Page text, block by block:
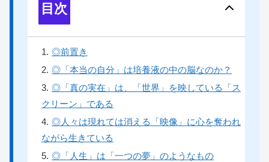
目次
1. ◎前置き
2. ◎「本当の自分」は培養液の中の脳なのか？
3. ◎「真の実在」は、「世界」を映している「ス
クリーン」である
4. ◎人々は現れては消える「映像」に心を奪われ
ながら生きている
5. ◎「人生」は「一つの夢」のようなもの